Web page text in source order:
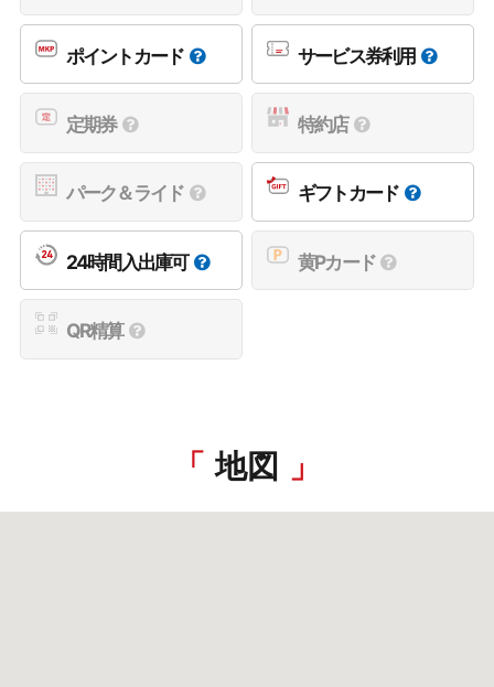
ポイントカード サービス券利用
定期券 特約店
パーク＆ライド ギフトカード
24時間入出庫可 黄Pカード
QR精算
地図